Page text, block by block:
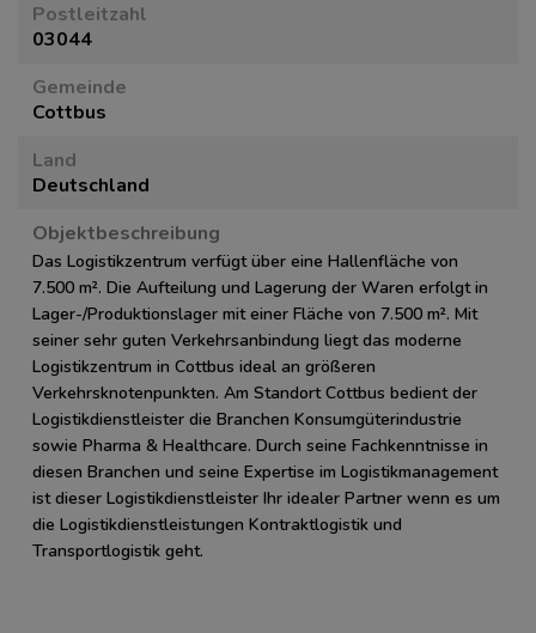
Postleitzahl
03044
Gemeinde
Cottbus
Land
Deutschland
Objektbeschreibung
Das Logistikzentrum verfügt über eine Hallenfläche von
7.500 m². Die Aufteilung und Lagerung der Waren erfolgt in
Lager-/Produktionslager mit einer Fläche von 7.500 m². Mit
seiner sehr guten Verkehrsanbindung liegt das moderne
Logistikzentrum in Cottbus ideal an größeren
Verkehrsknotenpunkten. Am Standort Cottbus bedient der
Logistikdienstleister die Branchen Konsumgüterindustrie
sowie Pharma & Healthcare. Durch seine Fachkenntnisse in
diesen Branchen und seine Expertise im Logistikmanagement
ist dieser Logistikdienstleister Ihr idealer Partner wenn es um
die Logistikdienstleistungen Kontraktlogistik und
Transportlogistik geht.